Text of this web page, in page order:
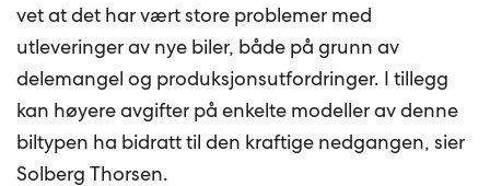
vet at det har vært store problemer med
utleveringer av nye biler, både på grunn av
delemangel og produksjonsutfordringer. I tillegg
kan høyere avgifter på enkelte modeller av denne
biltypen ha bidratt til den kraftige nedgangen, sier
Solberg Thorsen.